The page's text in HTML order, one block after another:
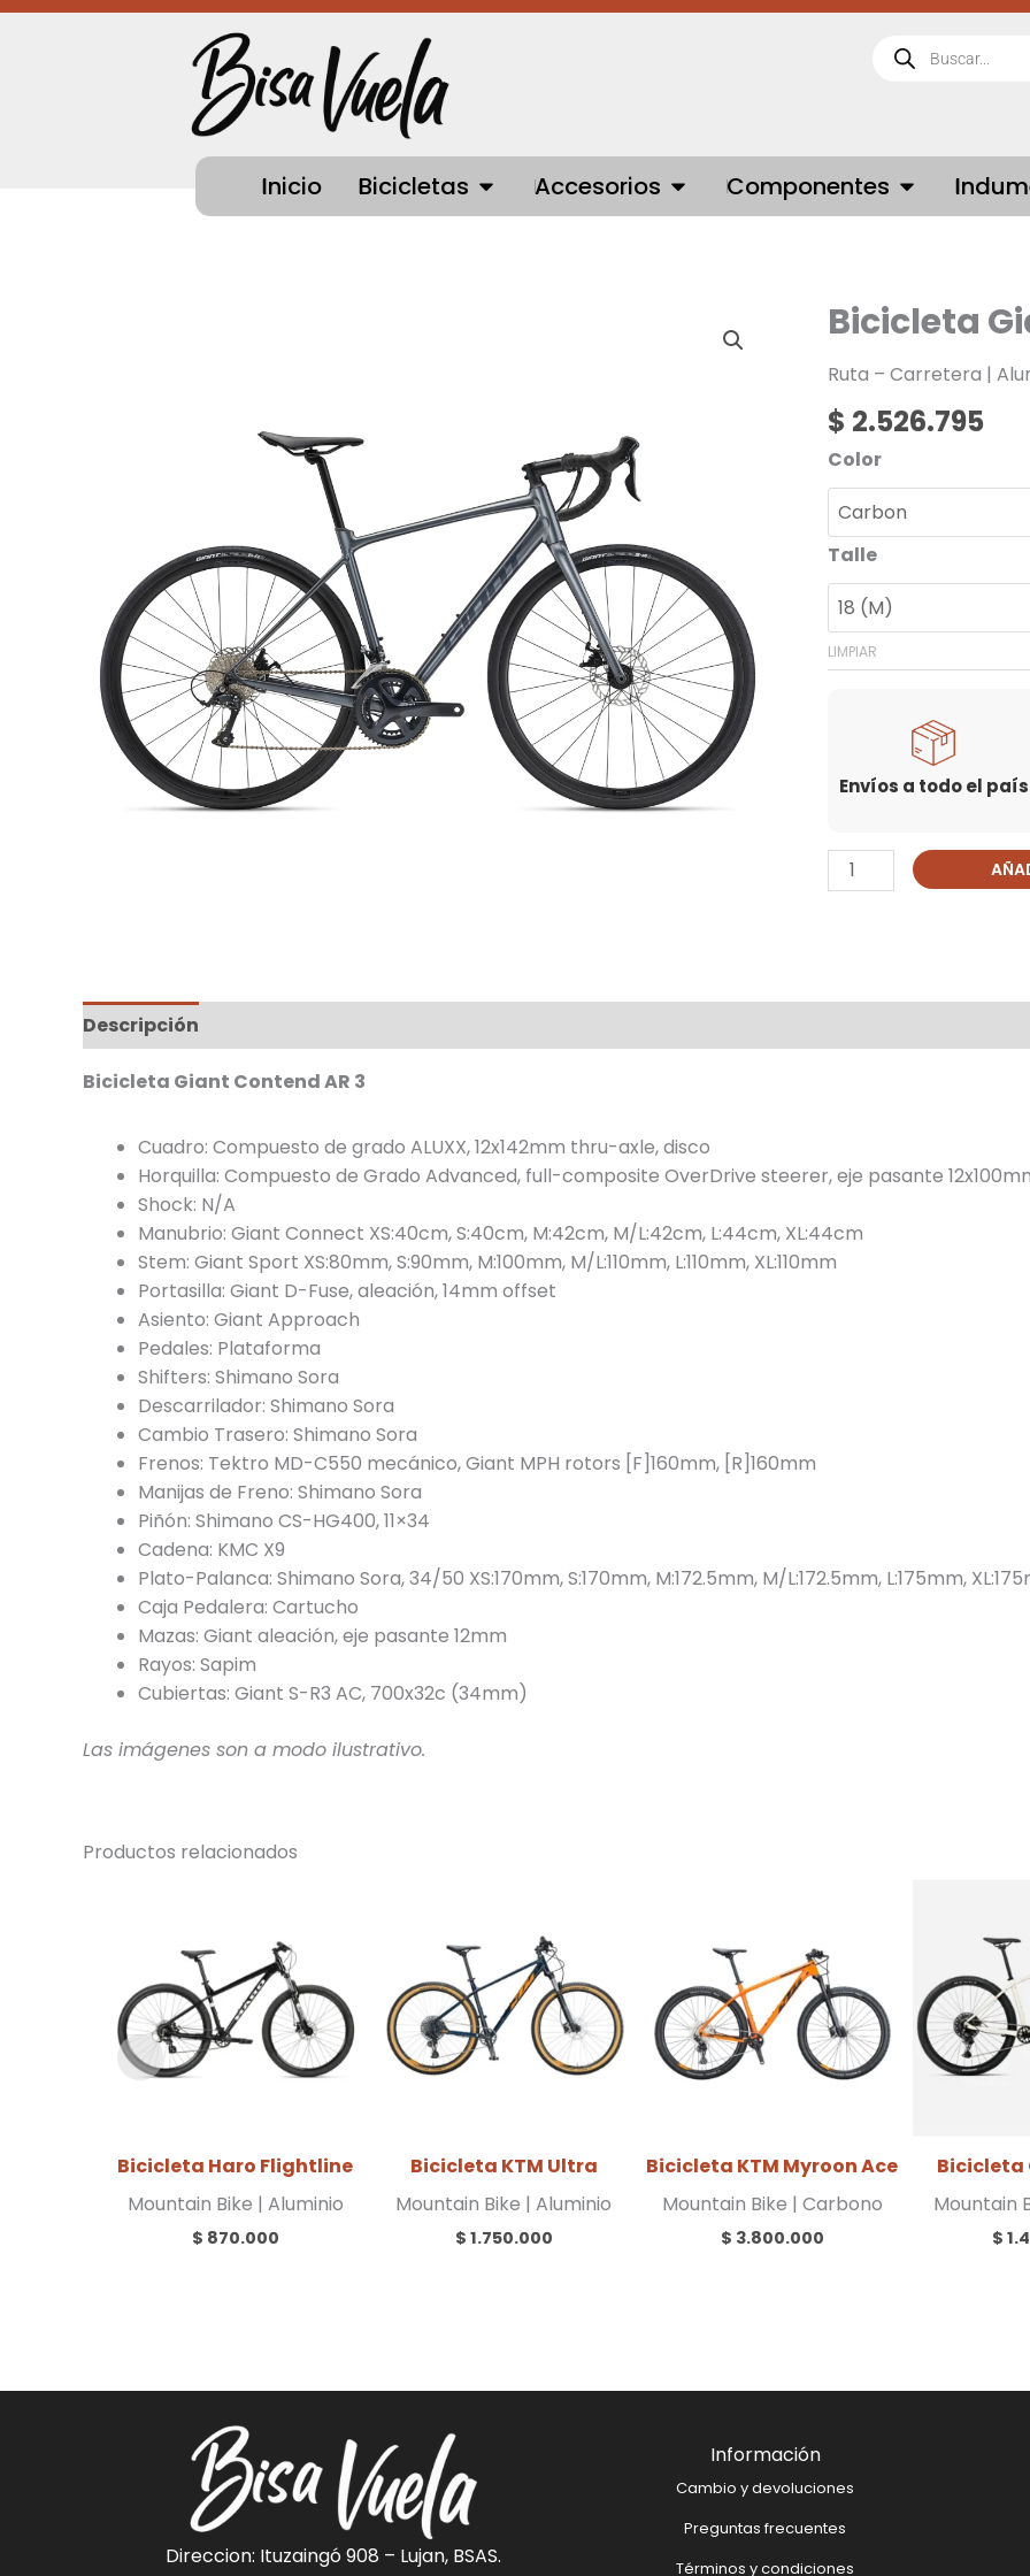
Ir
de
productos
Inicio Bicicletas OPEN BICICLETAS
Accesorios OPEN ACCESORIOS
Componentes OPEN
Bicicleta
Ruta – Carretera |
$ 2.526.795
Color
Talle
LIMPIAR
Envíos a todo el país
Bicicleta
Contend
3
cantidad
Descripción
Bicicleta Giant Contend AR 3
Cuadro: Compuesto de grado ALUXX, 12x142mm thru-axle, disco
Horquilla: Compuesto de Grado Advanced, full-composite OverDrive steerer, eje pasante
Shock: N/A
Manubrio: Giant Connect XS:40cm, S:40cm, M:42cm, M/L:42cm, L:44cm, XL:44cm
Stem: Giant Sport XS:80mm, S:90mm, M:100mm, M/L:110mm, L:110mm, XL:110mm
Portasilla: Giant D-Fuse, aleación, 14mm offset
Asiento: Giant Approach
Pedales: Plataforma
Shifters: Shimano Sora
Descarrilador: Shimano Sora
Cambio Trasero: Shimano Sora
Frenos: Tektro MD-C550 mecánico, Giant MPH rotors [F]160mm, [R]160mm
Manijas de Freno: Shimano Sora
Piñón: Shimano CS-HG400, 11×34
Cadena: KMC X9
Plato-Palanca: Shimano Sora, 34/50 XS:170mm, S:170mm, M:172.5mm, M/L:172.5mm, L:175mm,
Caja Pedalera: Cartucho
Mazas: Giant aleación, eje pasante 12mm
Rayos: Sapim
Cubiertas: Giant S-R3 AC, 700x32c (34mm)
Las imágenes son a modo ilustrativo.
Productos relacionados
Bicicleta Haro Flightline
Mountain Bike | Aluminio
$ 870.000
Bicicleta KTM Ultra
Mountain Bike | Aluminio
$ 1.750.000
Bicicleta KTM Myroon Ace
Mountain Bike | Carbono
$ 3.800.000
Bicicleta
Mountain
$
Direccion: Ituzaingó 908 – Lujan, BSAS.
Información
Cambio y devoluciones
Preguntas frecuentes
Términos y condiciones